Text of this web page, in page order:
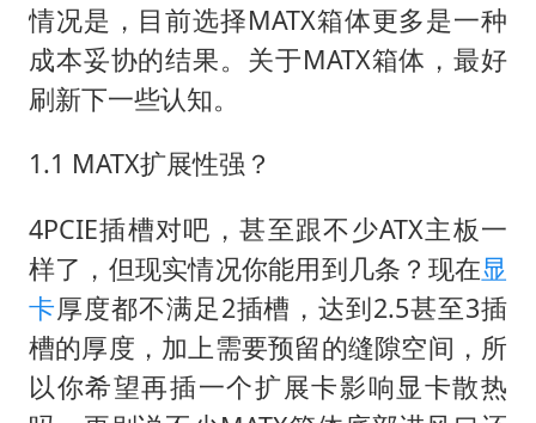
情况是，目前选择MATX箱体更多是一种
成本妥协的结果。关于MATX箱体，最好
刷新下一些认知。
1.1 MATX扩展性强？
4PCIE插槽对吧，甚至跟不少ATX主板一
样了，但现实情况你能用到几条？现在显
卡厚度都不满足2插槽，达到2.5甚至3插
槽的厚度，加上需要预留的缝隙空间，所
以你希望再插一个扩展卡影响显卡散热